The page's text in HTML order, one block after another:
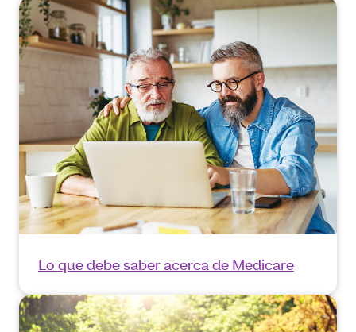
Lo que debe saber acerca de Medicare